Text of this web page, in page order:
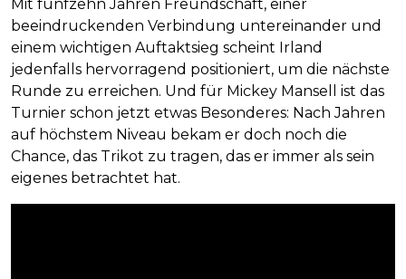
Mit fünfzehn Jahren Freundschaft, einer
beeindruckenden Verbindung untereinander und
einem wichtigen Auftaktsieg scheint Irland
jedenfalls hervorragend positioniert, um die nächste
Runde zu erreichen. Und für Mickey Mansell ist das
Turnier schon jetzt etwas Besonderes: Nach Jahren
auf höchstem Niveau bekam er doch noch die
Chance, das Trikot zu tragen, das er immer als sein
eigenes betrachtet hat.